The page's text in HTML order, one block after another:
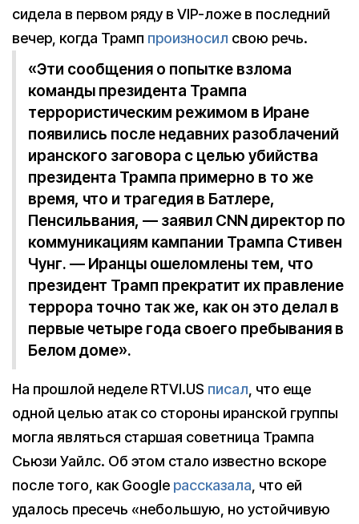
сидела в первом ряду в VIP-ложе в последний
вечер, когда Трамп произносил свою речь.
«Эти сообщения о попытке взлома
команды президента Трампа
террористическим режимом в Иране
появились после недавних разоблачений
иранского заговора с целью убийства
президента Трампа примерно в то же
время, что и трагедия в Батлере,
Пенсильвания, — заявил CNN директор по
коммуникациям кампании Трампа Стивен
Чунг. — Иранцы ошеломлены тем, что
президент Трамп прекратит их правление
террора точно так же, как он это делал в
первые четыре года своего пребывания в
Белом доме».
На прошлой неделе RTVI.US писал, что еще
одной целью атак со стороны иранской группы
могла являться старшая советница Трампа
Сьюзи Уайлс. Об этом стало известно вскоре
после того, как Google рассказала, что ей
удалось пресечь «небольшую, но устойчивую